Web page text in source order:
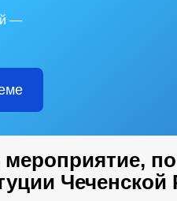
—
мероприятие,
Чеченской